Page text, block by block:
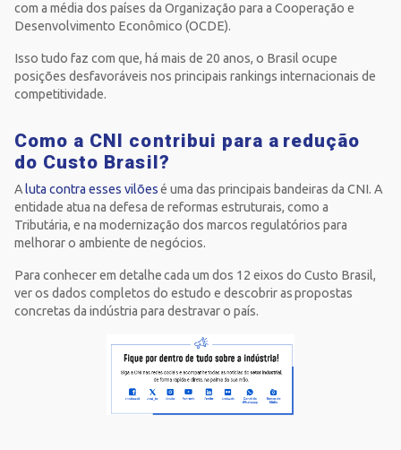
com a média dos países da Organização para a Cooperação e
Desenvolvimento Econômico (OCDE).
Isso tudo faz com que, há mais de 20 anos, o Brasil ocupe
posições desfavoráveis nos principais rankings internacionais de
competitividade.
Como a CNI contribui para a redução
do Custo Brasil?
A luta contra esses vilõesé uma das principais bandeiras da CNI. A
entidade atua na defesa de reformas estruturais, como a
Tributária, e na modernização dos marcos regulatórios para
melhorar o ambiente de negócios.
Para conhecer em detalhe cada um dos 12 eixos do Custo Brasil,
ver os dados completos do estudo e descobrir as propostas
concretas da indústria para destravar o país.